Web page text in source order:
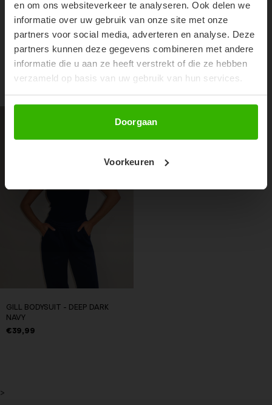
en om ons websiteverkeer te analyseren. Ook delen we
informatie over uw gebruik van onze site met onze
partners voor social media, adverteren en analyse. Deze
partners kunnen deze gegevens combineren met andere
informatie die u aan ze heeft verstrekt of die ze hebben
verzameld op basis van uw gebruik van hun services.
Doorgaan
Voorkeuren
RECENTE ARTIKELEN
GILL BODYSUIT - DEEP DARK
NAVY
€39,99
>